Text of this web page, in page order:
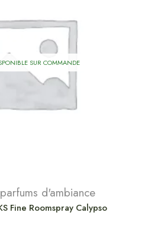
SUR COMMANDE
d'ambiance
Fine Roomspray Calypso